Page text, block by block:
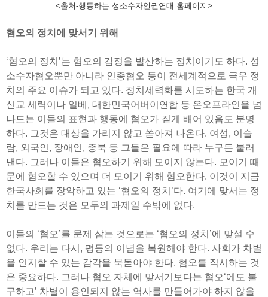
<출처-행동하는 성소수자인권연대 홈페이지>
혐오의 정치에 맞서기 위해
‘혐오의 정치’는 혐오의 감정을 발산하는 정치이기도 하다. 성
소수자혐오뿐만 아니라 인종혐오 등이 전세계적으로 극우 정
치의 주요 이슈가 되고 있다. 정치세력화를 시도하는 한국 개
신교 세력이나 일베, 대한민국어버이연합 등 온오프라인을 넘
나드는 이들의 표현과 행동에 혐오가 짙게 배어 있음도 분명
하다. 그것은 대상을 가리지 않고 쏟아져 나온다. 여성, 이슬
람, 외국인, 장애인, 종북 등 그들은 필요에 따라 누구든 불러
낸다. 그러나 이들은 혐오하기 위해 모이지 않는다. 모이기 때
문에 혐오할 수 있으며 더 모이기 위해 혐오한다. 이것이 지금
한국사회를 장악하고 있는 ‘혐오의 정치’다. 여기에 맞서는 정
치를 만드는 것은 모두의 과제일 수밖에 없다.
이들의 ‘혐오’를 문제 삼는 것으로는 ‘혐오의 정치’에 맞설 수
없다. 우리는 다시, 평등의 이념을 복원해야 한다. 사회가 차별
을 인지할 수 있는 감각을 북돋아야 한다. 혐오를 직시하는 것
은 중요하다. 그러나 혐오 자체에 맞서기보다는 혐오‘에도 불
구하고’ 차별이 용인되지 않는 역사를 만들어가야 하지 않을